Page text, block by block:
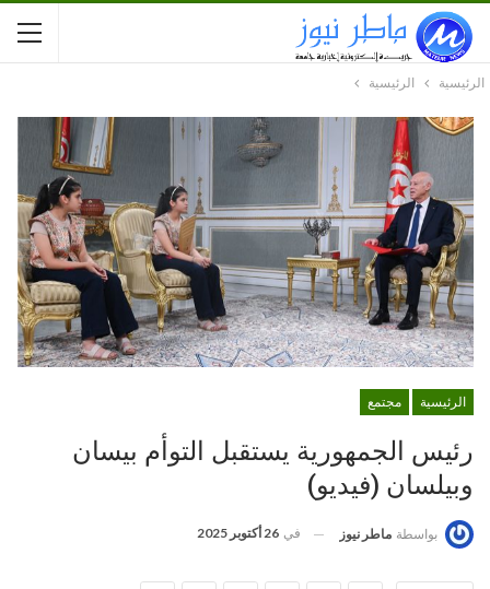
الرئيسية الرئيسية
الرئيسية مجتمع
رئيس الجمهورية يستقبل التوأم بيسان
وبيلسان (فيديو)
بواسطة ماطر نيوز في 26 أكتوبر 2025